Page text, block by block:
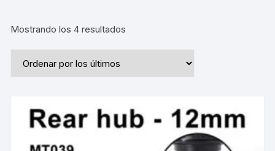
Mostrando los 4 resultados